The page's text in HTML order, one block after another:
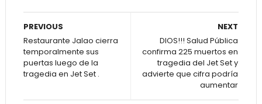
NEXT
DIOS!!! Salud Pública
confirma 225 muertos en
tragedia del Jet Set y
advierte que cifra podría
aumentar
PREVIOUS
Restaurante Jalao cierra
temporalmente sus
puertas luego de la
tragedia en Jet Set .